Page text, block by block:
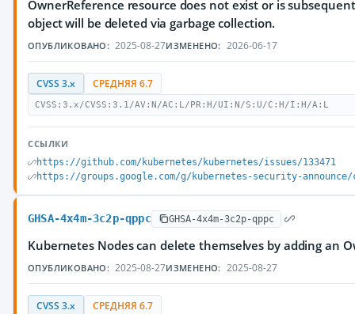
OwnerReference resource does not exist or is
object will be deleted via garbage collection.
ОПУБЛИКОВАНО: 2025-08-27ИЗМЕНЕНО: 2026-06-17
CVSS 3.x СРЕДНЯЯ 6.7
CVSS:3.x/CVSS:3.1/AV:N/AC:L/PR:H/UI:N/S:U/C:H/I:H/A:L
ССЫЛКИ
https://github.com/kubernetes/kubernetes/issues/133471
https://groups.google.com/g/kubernetes-security-announce/c/
GHSA-4x4m-3c2p-qppc GHSA-4x4m-3c2p-qppc
Kubernetes Nodes can delete themselves by adding an
ОПУБЛИКОВАНО: 2025-08-27ИЗМЕНЕНО: 2025-08-27
CVSS 3.x СРЕДНЯЯ 6.7